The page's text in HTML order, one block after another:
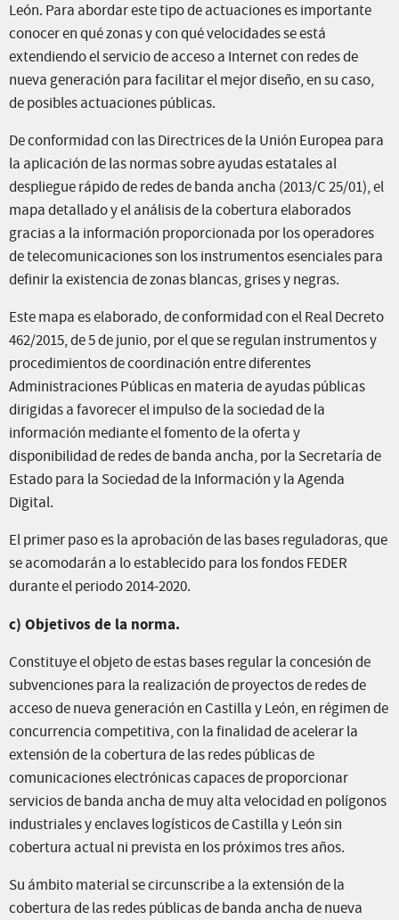
León. Para abordar este tipo de actuaciones es importante
conocer en qué zonas y con qué velocidades se está
extendiendo el servicio de acceso a Internet con redes de
nueva generación para facilitar el mejor diseño, en su caso,
de posibles actuaciones públicas.
De conformidad con las Directrices de la Unión Europea para
la aplicación de las normas sobre ayudas estatales al
despliegue rápido de redes de banda ancha (2013/C 25/01), el
mapa detallado y el análisis de la cobertura elaborados
gracias a la información proporcionada por los operadores
de telecomunicaciones son los instrumentos esenciales para
definir la existencia de zonas blancas, grises y negras.
Este mapa es elaborado, de conformidad con el Real Decreto
462/2015, de 5 de junio, por el que se regulan instrumentos y
procedimientos de coordinación entre diferentes
Administraciones Públicas en materia de ayudas públicas
dirigidas a favorecer el impulso de la sociedad de la
información mediante el fomento de la oferta y
disponibilidad de redes de banda ancha, por la Secretaría de
Estado para la Sociedad de la Información y la Agenda
Digital.
El primer paso es la aprobación de las bases reguladoras, que
se acomodarán a lo establecido para los fondos FEDER
durante el periodo 2014-2020.
c) Objetivos de la norma.
Constituye el objeto de estas bases regular la concesión de
subvenciones para la realización de proyectos de redes de
acceso de nueva generación en Castilla y León, en régimen de
concurrencia competitiva, con la finalidad de acelerar la
extensión de la cobertura de las redes públicas de
comunicaciones electrónicas capaces de proporcionar
servicios de banda ancha de muy alta velocidad en polígonos
industriales y enclaves logísticos de Castilla y León sin
cobertura actual ni prevista en los próximos tres años.
Su ámbito material se circunscribe a la extensión de la
cobertura de las redes públicas de banda ancha de nueva